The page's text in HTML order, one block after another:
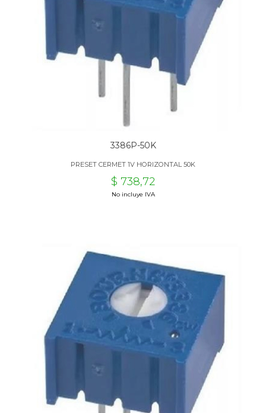
3386P-50K
PRESET CERMET 1V HORIZONTAL 50K
$ 738,72
No incluye IVA